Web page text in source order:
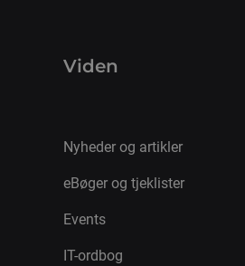
Viden
Nyheder og artikler
eBøger og tjeklister
Events
IT-ordbog